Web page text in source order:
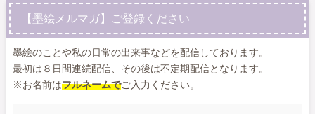
【墨絵メルマガ】ご登録ください
墨絵のことや私の日常の出来事などを配信しております。
最初は８日間連続配信、その後は不定期配信となります。
※お名前はフルネームでご入力ください。